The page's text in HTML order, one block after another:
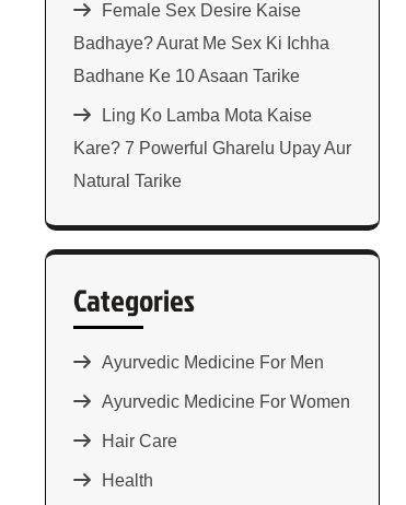
Female Sex Desire Kaise
Badhaye? Aurat Me Sex Ki Ichha
Badhane Ke 10 Asaan Tarike
Ling Ko Lamba Mota Kaise
Kare? 7 Powerful Gharelu Upay Aur
Natural Tarike
Categories
Ayurvedic Medicine For Men
Ayurvedic Medicine For Women
Hair Care
Health